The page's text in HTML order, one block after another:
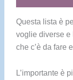
Questa lista è
voglie diverse e
che c’è da fare
L’importante è